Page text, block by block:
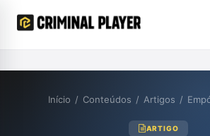
Início / Conteúdos / Artigos /
ARTIGO